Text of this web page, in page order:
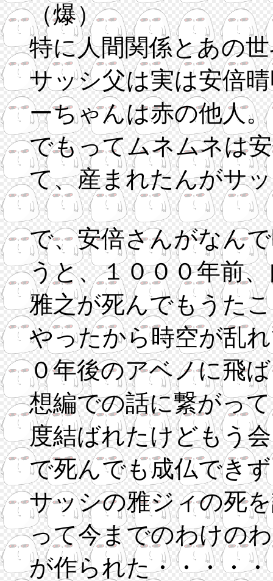
（爆）
特に人間関係とあの
サッシ父は実は安倍
ーちゃんは赤の他人。
でもってムネムネは
て、産まれたんがサ
で、安倍さんがなん
うと、１０００年前
雅之が死んでもうた
やったから時空が乱
０年後のアベノに飛
想編での話に繋がっ
度結ばれたけどもう
で死んでも成仏でき
サッシの雅ジィの死
って今までのわけの
が作られた・・・・